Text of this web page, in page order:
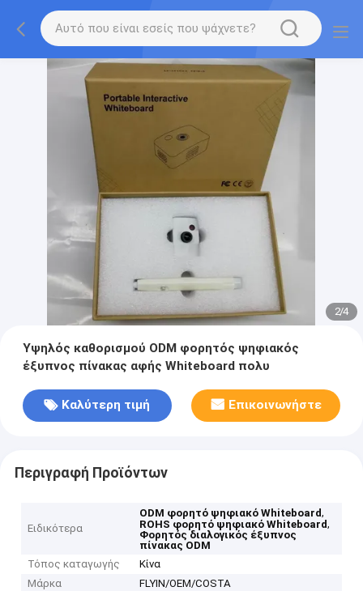
2/4
Υψηλός καθορισμού ODM φορητός ψηφιακός
έξυπνος πίνακας αφής Whiteboard πολυ
Καλύτερη τιμή Επικοινωνήστε
Περιγραφή Προϊόντων
Ειδικότερα
ODM φορητό ψηφιακό Whiteboard,
ROHS φορητό ψηφιακό Whiteboard,
Φορητός διαλογικός έξυπνος
πίνακας ODM
Τόπος καταγωγής
Κίνα
Μάρκα
FLYIN/OEM/COSTA